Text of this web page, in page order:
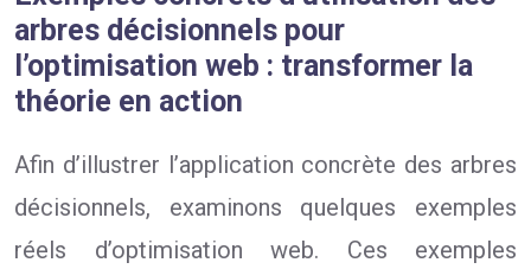
arbres décisionnels pour
l’optimisation web : transformer la
théorie en action
Afin d’illustrer l’application concrète des arbres
décisionnels, examinons quelques exemples
réels d’optimisation web. Ces exemples